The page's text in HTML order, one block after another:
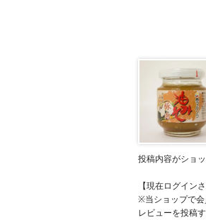
投稿内容がショ
【現在ログイン
※当ショップで会
レビューを投稿